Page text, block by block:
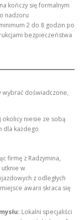
kończy się formalnym
nadzoru
2 do 8 godzin po
bezpieczeństwa
wybrać doświadczone,
niesie ze sobą
dla każdego
firmę z Radzymina,
w
z odległych
awarii skraca się
Lokalni specjaliści